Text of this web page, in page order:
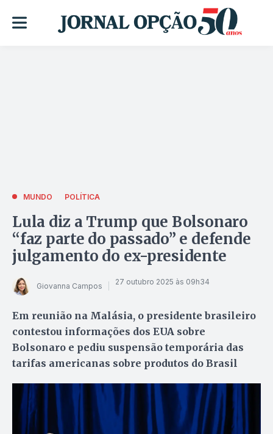
MUNDO POLÍTICA
Lula diz a Trump que Bolsonaro
“faz parte do passado” e defende
julgamento do ex-presidente
Giovanna Campos 27 outubro 2025 às 09h34
Em reunião na Malásia, o presidente brasileiro
contestou informações dos EUA sobre
Bolsonaro e pediu suspensão temporária das
tarifas americanas sobre produtos do Brasil